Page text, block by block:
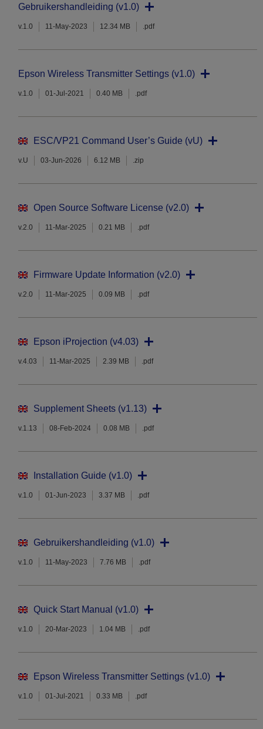
Gebruikershandleiding (v1.0)
v.1.0 11-May-2023 12.34 MB .pdf
Epson Wireless Transmitter Settings (v1.0)
v.1.0 01-Jul-2021 0.40 MB .pdf
ESC/VP21 Command User’s Guide (vU)
v.U 03-Jun-2026 6.12 MB .zip
Open Source Software License (v2.0)
v.2.0 11-Mar-2025 0.21 MB .pdf
Firmware Update Information (v2.0)
v.2.0 11-Mar-2025 0.09 MB .pdf
Epson iProjection (v4.03)
v.4.03 11-Mar-2025 2.39 MB .pdf
Supplement Sheets (v1.13)
v.1.13 08-Feb-2024 0.08 MB .pdf
Installation Guide (v1.0)
v.1.0 01-Jun-2023 3.37 MB .pdf
Gebruikershandleiding (v1.0)
v.1.0 11-May-2023 7.76 MB .pdf
Quick Start Manual (v1.0)
v.1.0 20-Mar-2023 1.04 MB .pdf
Epson Wireless Transmitter Settings (v1.0)
v.1.0 01-Jul-2021 0.33 MB .pdf